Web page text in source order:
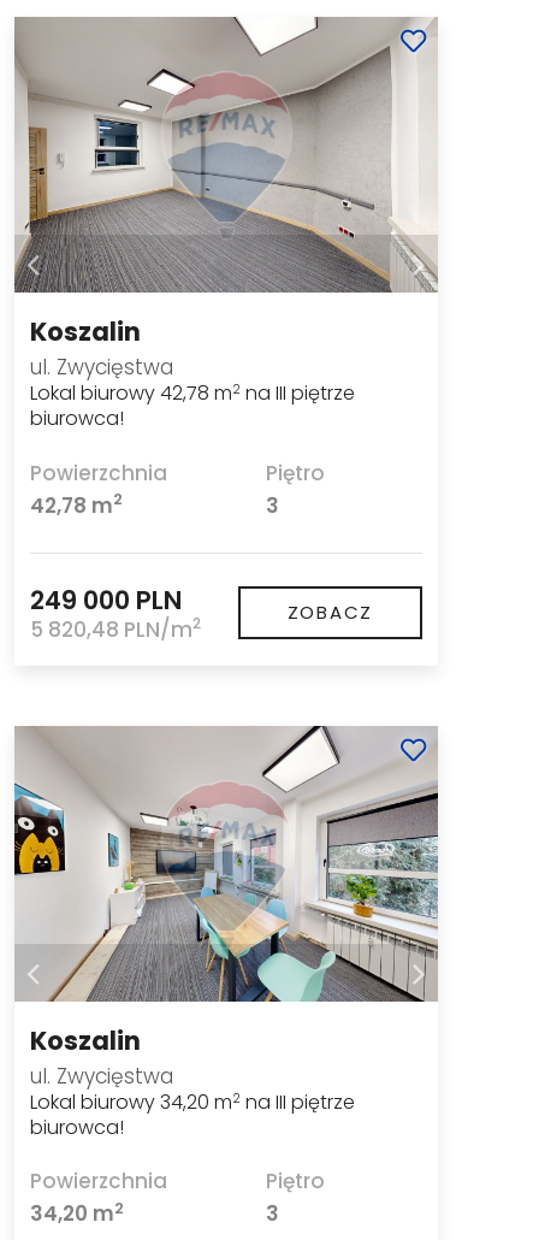
Koszalin
ul. Zwycięstwa
Lokal biurowy 42,78 m2 na III piętrze
biurowca!
Powierzchnia
42,78 m2
Piętro
3
249 000 PLN
5 820,48 PLN/m2 ZOBACZ
Koszalin
ul. Zwycięstwa
Lokal biurowy 34,20 m2 na III piętrze
biurowca!
Powierzchnia
34,20 m2
Piętro
3